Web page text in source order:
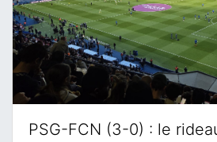
PSG-FCN (3-0) : le